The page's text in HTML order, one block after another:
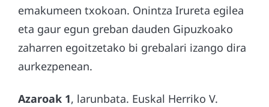
emakumeen txokoan. Onintza Irureta egilea
eta gaur egun greban dauden Gipuzkoako
zaharren egoitzetako bi grebalari izango dira
aurkezpenean.
Azaroak 1, larunbata. Euskal Herriko V.